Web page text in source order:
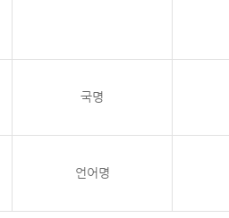
국명
언어명